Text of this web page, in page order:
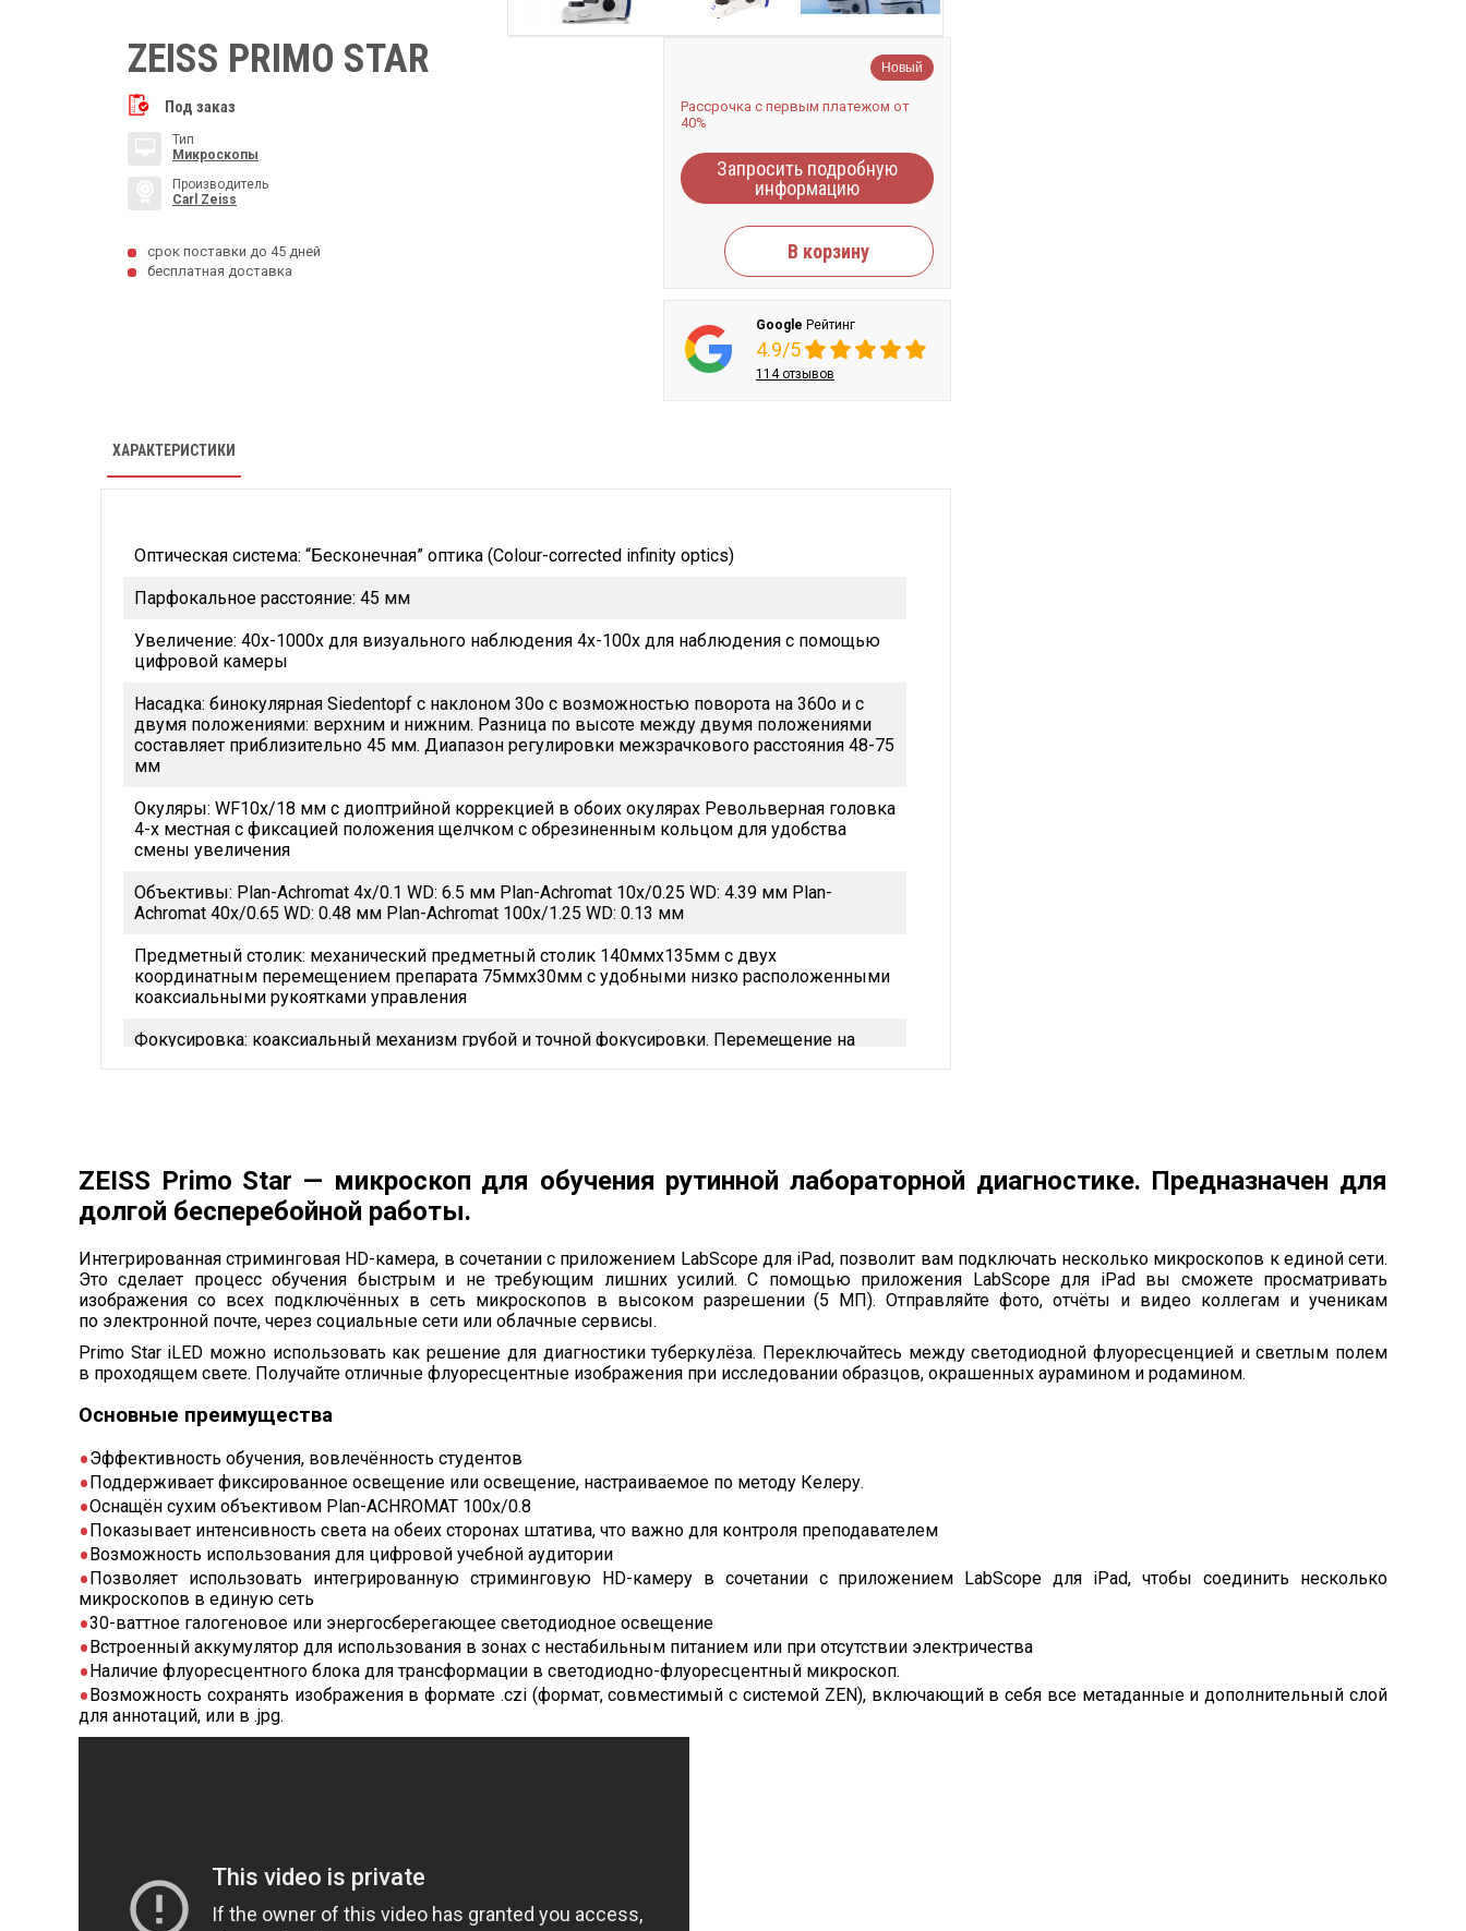
ZEISS PRIMO STAR
Под заказ
Тип
Микроскопы
Производитель
Carl Zeiss
срок поставки до 45 дней
бесплатная доставка
Новый
Рассрочка с первым платежом от
40%
Запросить подробную
информацию
В корзину
Google Рейтинг
4.9/5
114 отзывов
ХАРАКТЕРИСТИКИ
Оптическая система: “Бесконечная” оптика (Colour-corrected infinity optics)
Парфокальное расстояние: 45 мм
Увеличение: 40х-1000х для визуального наблюдения 4х-100х для наблюдения с помощью
цифровой камеры
Насадка: бинокулярная Siedentopf c наклоном 30o с возможностью поворота на 360o и с
двумя положениями: верхним и нижним. Разница по высоте между двумя положениями
составляет приблизительно 45 мм. Диапазон регулировки межзрачкового расстояния 48-75
мм
Окуляры: WF10x/18 мм с диоптрийной коррекцией в обоих окулярах Револьверная головка
4-х местная с фиксацией положения щелчком с обрезиненным кольцом для удобства
смены увеличения
Объективы: Plan-Achromat 4x/0.1 WD: 6.5 мм Plan-Achromat 10x/0.25 WD: 4.39 мм Plan-
Achromat 40x/0.65 WD: 0.48 мм Plan-Achromat 100x/1.25 WD: 0.13 мм
Предметный столик: механический предметный столик 140ммх135мм с двух
координатным перемещением препарата 75ммх30мм с удобными низко расположенными
коаксиальными рукоятками управления
Фокусировка: коаксиальный механизм грубой и точной фокусировки. Перемещение на
Подсветка: по Келлеру с 6В/30ВТ галогенной лампой с регулировкой яркости
Напряжение питания: 110-240 В.
ZEISS Primo Star — микроскоп для обучения рутинной лабораторной диагностике. Предназначен для
долгой бесперебойной работы.
Интегрированная стриминговая HD-камера, в сочетании с приложением LabScope для iPad, позволит вам подключать несколько микроскопов к единой сети.
Это сделает процесс обучения быстрым и не требующим лишних усилий. С помощью приложения LabScope для iPad вы сможете просматривать
изображения со всех подключённых в сеть микроскопов в высоком разрешении (5 МП). Отправляйте фото, отчёты и видео коллегам и ученикам
по электронной почте, через социальные сети или облачные сервисы.
Primo Star iLED можно использовать как решение для диагностики туберкулёза. Переключайтесь между светодиодной флуоресценцией и светлым полем
в проходящем свете. Получайте отличные флуоресцентные изображения при исследовании образцов, окрашенных аурамином и родамином.
Основные преимущества
Эффективность обучения, вовлечённость студентов
Поддерживает фиксированное освещение или освещение, настраиваемое по методу Келеру.
Оснащён сухим объективом Plan-ACHROMAT 100x/0.8
Показывает интенсивность света на обеих сторонах штатива, что важно для контроля преподавателем
Возможность использования для цифровой учебной аудитории
Позволяет использовать интегрированную стриминговую HD-камеру в сочетании с приложением LabScope для iPad, чтобы соединить несколько
микроскопов в единую сеть
30-ваттное галогеновое или энергосберегающее светодиодное освещение
Встроенный аккумулятор для использования в зонах с нестабильным питанием или при отсутствии электричества
Наличие флуоресцентного блока для трансформации в светодиодно-флуоресцентный микроскоп.
Возможность сохранять изображения в формате .czi (формат, совместимый с системой ZEN), включающий в себя все метаданные и дополнительный слой
для аннотаций, или в .jpg.